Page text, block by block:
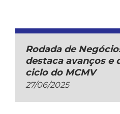
Rodada de
destaca avanços e
ciclo do MCMV
27/06/2025